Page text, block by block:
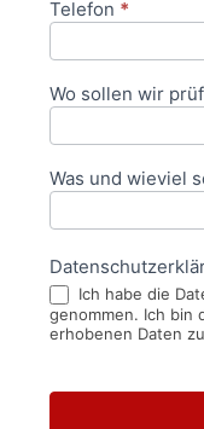
Telefon *
Wo sollen wir
Was und wieviel
Ich habe die
genommen. Ich bin
erhobenen Daten